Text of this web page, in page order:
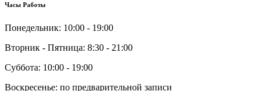
Часы Работы
Понедельник: 10:00 - 19:00
Вторник - Пятница: 8:30 - 21:00
Суббота: 10:00 - 19:00
Воскресенье: по предварительной записи